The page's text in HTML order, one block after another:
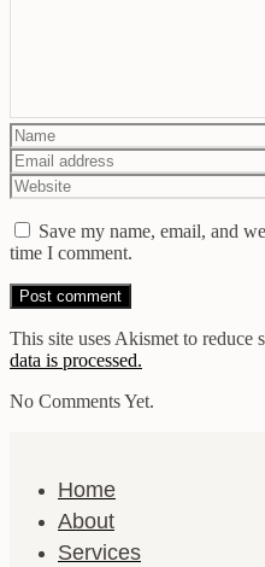
Save my name, email, and
time I comment.
This site uses Akismet to reduce
data is processed.
No Comments Yet.
Home
About
Services